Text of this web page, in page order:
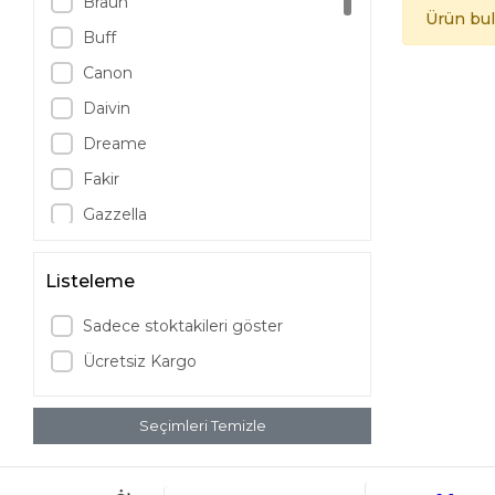
Buff
Canon
Daivin
Dreame
Fakir
Gazzella
JBL
LG
Logitech
Marshall
Listeleme
Sadece stoktakileri göster
Ücretsiz Kargo
Seçimleri Temizle
Ürün